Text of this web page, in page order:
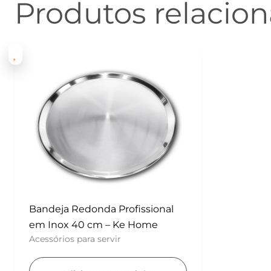
Produtos
Bandeja Redonda Profissional
em Inox 40 cm – Ke Home
Acessórios para servir